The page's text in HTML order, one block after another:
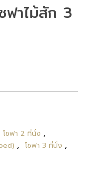
ฟาไม้สัก 3
โซฟา 2 ที่นั่ง ,
, โซฟา 3 ที่นั่ง ,